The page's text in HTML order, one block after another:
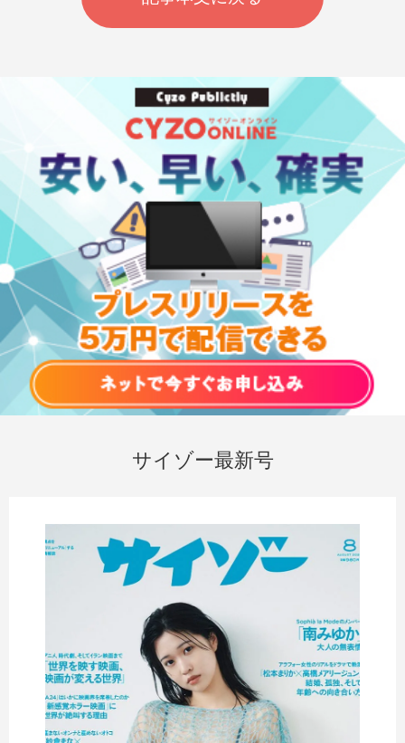
サイゾー最新号